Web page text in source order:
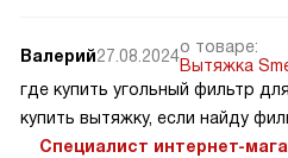
Валерий27.08.2024о товаре:
Вытяжка
где купить угольный фильтр
купить вытяжку, если найду
Специалист интернет-